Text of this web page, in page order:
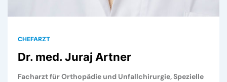
CHEFARZT
Dr. med. Juraj Artner
Facharzt für Orthopädie und Unfallchirurgie, Spezielle